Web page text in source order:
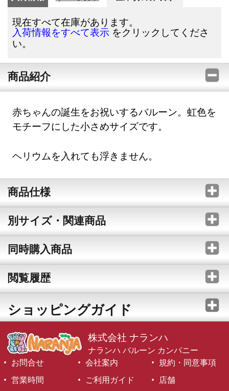
現在すべて在庫があります。
入荷情報をすべて表示 をクリックしてくださ
い。
商品紹介
赤ちゃんの誕生をお祝いするバルーン。虹色を
モチーフにした小さめサイズです。
ヘリウムを入れても浮きません。
商品仕様
別サイズ・関連商品
同時購入商品
閲覧履歴
ショッピングガイド
株式会社 ナランハ
ナランハ バルーン カンパニー
お問合せ
会社案内
規約・同意事項
営業時間
ご利用ガイド 店舗